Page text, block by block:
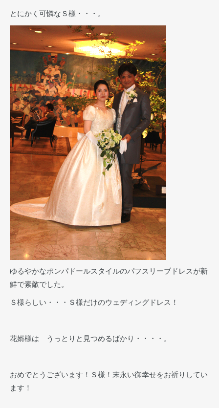
とにかく可憐なＳ様・・・。
ゆるやかなポンパドールスタイルのパフスリーブドレスが新
鮮で素敵でした。
Ｓ様らしい・・・Ｓ様だけのウェディングドレス！
花婿様は うっとりと見つめるばかり・・・・。
おめでとうございます！Ｓ様！末永い御幸せをお祈りしてい
ます！